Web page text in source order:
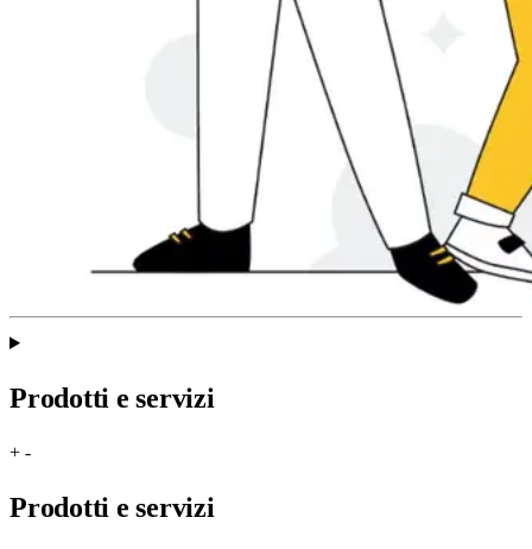
Prodotti e servizi
+ -
Prodotti e servizi